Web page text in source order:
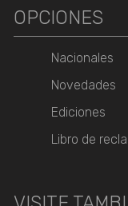
OPCIONES
Nacionales
Novedades
Ediciones
Libro de